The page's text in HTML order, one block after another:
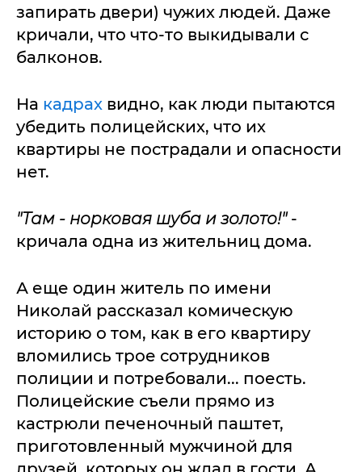
запирать двери) чужих людей. Даже
кричали, что что-то выкидывали с
балконов.
На кадрах видно, как люди пытаются
убедить полицейских, что их
квартиры не пострадали и опасности
нет.
"Там - норковая шуба и золото!"-
кричала одна из жительниц дома.
А еще один житель по имени
Николай рассказал комическую
историю о том, как в его квартиру
вломились трое сотрудников
полиции и потребовали... поесть.
Полицейские съели прямо из
кастрюли печеночный паштет,
приготовленный мужчиной для